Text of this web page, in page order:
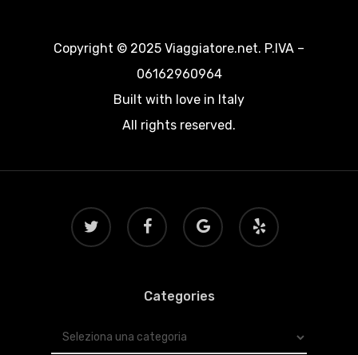
Copyright © 2025 Viaggiatore.net. P.IVA –
06162960964
Built with love in Italy
All rights reserved.
twitter facebook
google-
plus
yelp
Categories
Categories